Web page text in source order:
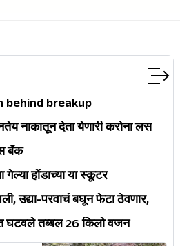
behind breakup
नाकातून देता येणारी करोना लस
बँक
होंडाच्या या स्कूटर
उद्या-परवाचं बघून फेटा ठेवणार,
घटवले तब्बल 26 किलो वजन